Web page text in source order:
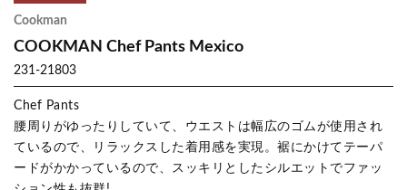
Cookman
COOKMAN Chef Pants Mexico
231-21803
Chef Pants
腰周りがゆったりしていて、ウエストは幅広のゴムが使用され
ているので、リラックスした着用感を実現。裾にかけてテーパ
ードがかかっているので、スッキリとしたシルエットでファッ